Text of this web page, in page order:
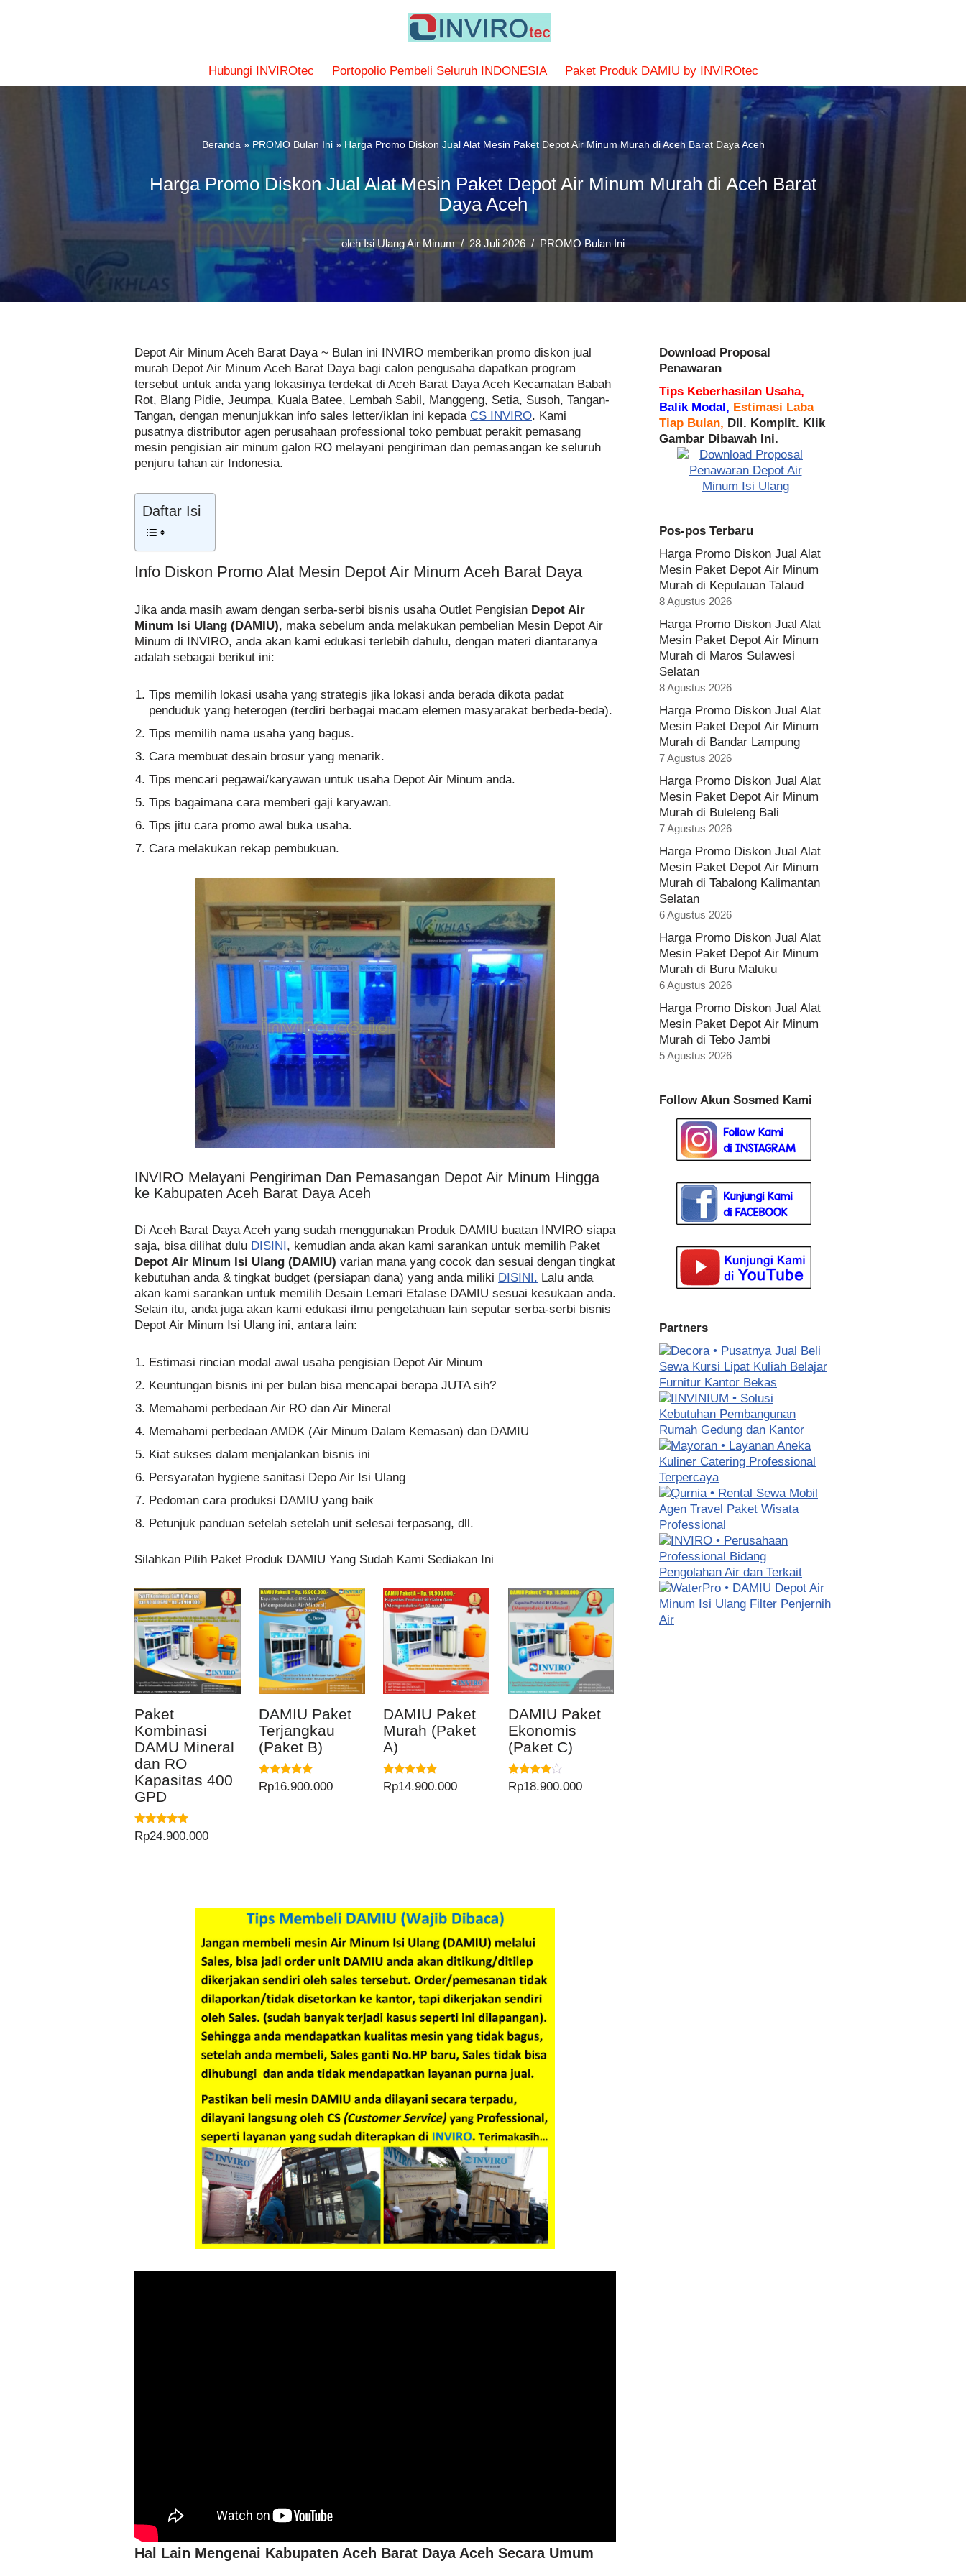
Hubungi INVIROtec Portopolio Pembeli Seluruh INDONESIA Paket Produk DAMIU by INVIROtec
Beranda » PROMO Bulan Ini» Harga Promo Diskon Jual Alat Mesin Paket Depot Air Minum Murah di Aceh Barat Daya Aceh
Harga Promo Diskon Jual Alat Mesin Paket Depot Air Minum Murah di Aceh Barat
Daya Aceh
olehIsi Ulang Air Minum 28 Juli 2026 PROMO Bulan Ini
Depot Air Minum Aceh Barat Daya ~ Bulan ini INVIRO memberikan promo diskon jual
murah Depot Air Minum Aceh Barat Daya bagi calon pengusaha dapatkan program
tersebut untuk anda yang lokasinya terdekat di Aceh Barat Daya Aceh Kecamatan Babah
Rot, Blang Pidie, Jeumpa, Kuala Batee, Lembah Sabil, Manggeng, Setia, Susoh, Tangan-
Tangan, dengan menunjukkan info sales letter/iklan ini kepada CS INVIRO. Kami
pusatnya distributor agen perusahaan professional toko pembuat perakit pemasang
mesin pengisian air minum galon RO melayani pengiriman dan pemasangan ke seluruh
penjuru tahan air Indonesia.
Daftar Isi
Info Diskon Promo Alat Mesin Depot Air Minum Aceh Barat Daya
Jika anda masih awam dengan serba-serbi bisnis usaha Outlet Pengisian Depot Air
Minum Isi Ulang (DAMIU), maka sebelum anda melakukan pembelian Mesin Depot Air
Minum di INVIRO, anda akan kami edukasi terlebih dahulu, dengan materi diantaranya
adalah sebagai berikut ini:
Tips memilih lokasi usaha yang strategis jika lokasi anda berada dikota padat
penduduk yang heterogen (terdiri berbagai macam elemen masyarakat berbeda-beda).
Tips memilih nama usaha yang bagus.
Cara membuat desain brosur yang menarik.
Tips mencari pegawai/karyawan untuk usaha Depot Air Minum anda.
Tips bagaimana cara memberi gaji karyawan.
Tips jitu cara promo awal buka usaha.
Cara melakukan rekap pembukuan.
INVIRO Melayani Pengiriman Dan Pemasangan Depot Air Minum Hingga
ke Kabupaten Aceh Barat Daya Aceh
Di Aceh Barat Daya Aceh yang sudah menggunakan Produk DAMIU buatan INVIRO siapa
saja, bisa dilihat dulu DISINI, kemudian anda akan kami sarankan untuk memilih Paket
Depot Air Minum Isi Ulang (DAMIU) varian mana yang cocok dan sesuai dengan tingkat
kebutuhan anda & tingkat budget (persiapan dana) yang anda miliki DISINI. Lalu anda
akan kami sarankan untuk memilih Desain Lemari Etalase DAMIU sesuai kesukaan anda.
Selain itu, anda juga akan kami edukasi ilmu pengetahuan lain seputar serba-serbi bisnis
Depot Air Minum Isi Ulang ini, antara lain:
Estimasi rincian modal awal usaha pengisian Depot Air Minum
Keuntungan bisnis ini per bulan bisa mencapai berapa JUTA sih?
Memahami perbedaan Air RO dan Air Mineral
Memahami perbedaan AMDK (Air Minum Dalam Kemasan) dan DAMIU
Kiat sukses dalam menjalankan bisnis ini
Persyaratan hygiene sanitasi Depo Air Isi Ulang
Pedoman cara produksi DAMIU yang baik
Petunjuk panduan setelah setelah unit selesai terpasang, dll.
Silahkan Pilih Paket Produk DAMIU Yang Sudah Kami Sediakan Ini
Paket
Kombinasi
DAMU Mineral
dan RO
Kapasitas 400
GPD
Dinilai
5.00
Rp24.900.000
DAMIU Paket
Terjangkau
(Paket B)
Dinilai
5.00
Rp16.900.000
DAMIU Paket
Murah (Paket
A)
Dinilai
5.00
Rp14.900.000
DAMIU Paket
Ekonomis
(Paket C)
Dinilai
4.00
Rp18.900.000
Hal Lain Mengenai Kabupaten Aceh Barat Daya Aceh Secara Umum
Download Proposal
Penawaran
Tips Keberhasilan Usaha,
Balik Modal, Estimasi Laba
Tiap Bulan, Dll. Komplit. Klik
Gambar Dibawah Ini.
Pos-pos Terbaru
Harga Promo Diskon Jual Alat
Mesin Paket Depot Air Minum
Murah di Kepulauan Talaud
8 Agustus 2026
Harga Promo Diskon Jual Alat
Mesin Paket Depot Air Minum
Murah di Maros Sulawesi
Selatan
8 Agustus 2026
Harga Promo Diskon Jual Alat
Mesin Paket Depot Air Minum
Murah di Bandar Lampung
7 Agustus 2026
Harga Promo Diskon Jual Alat
Mesin Paket Depot Air Minum
Murah di Buleleng Bali
7 Agustus 2026
Harga Promo Diskon Jual Alat
Mesin Paket Depot Air Minum
Murah di Tabalong Kalimantan
Selatan
6 Agustus 2026
Harga Promo Diskon Jual Alat
Mesin Paket Depot Air Minum
Murah di Buru Maluku
6 Agustus 2026
Harga Promo Diskon Jual Alat
Mesin Paket Depot Air Minum
Murah di Tebo Jambi
5 Agustus 2026
Follow Akun Sosmed Kami
Partners